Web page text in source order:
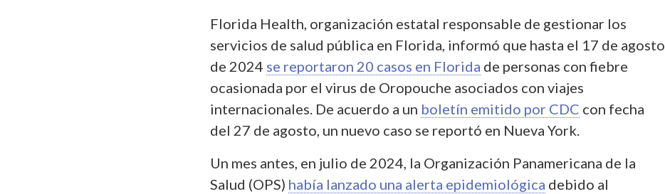
Florida Health, organización estatal responsable de gestionar los
servicios de salud pública en Florida, informó que hasta el 17 de agosto
de 2024 se reportaron 20 casos en Florida de personas con fiebre
ocasionada por el virus de Oropouche asociados con viajes
internacionales. De acuerdo a un boletín emitido por CDC con fecha
del 27 de agosto, un nuevo caso se reportó en Nueva York.
Un mes antes, en julio de 2024, la Organización Panamericana de la
Salud (OPS) había lanzado una alerta epidemiológica debido al